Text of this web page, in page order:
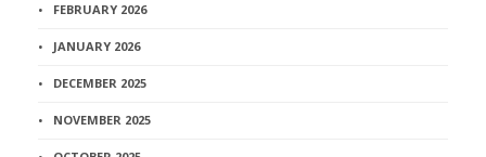
FEBRUARY 2026
JANUARY 2026
DECEMBER 2025
NOVEMBER 2025